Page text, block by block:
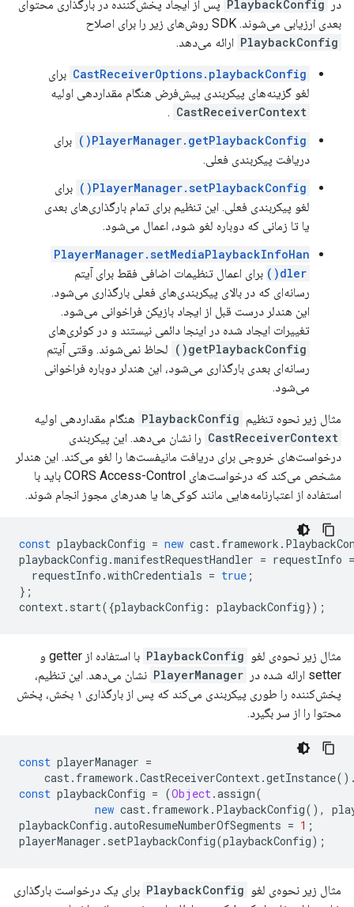
در
PlaybackConfig پس از ایجاد پخش‌کننده در بارگذاری محتوای
بعدی ارزیابی می‌شوند. SDK روش‌های زیر را برای اصلاح
PlaybackConfig ارائه می‌دهد.
CastReceiverOptions.playbackConfig برای
لغو گزینه‌های پیکربندی پیش‌فرض هنگام مقداردهی اولیه
CastReceiverContext
.
PlayerManager.getPlaybackConfig()
برای
دریافت پیکربندی فعلی.
PlayerManager.setPlaybackConfig()
برای
لغو پیکربندی فعلی. این تنظیم برای تمام بارگذاری‌های بعدی
یا تا زمانی که دوباره لغو شود، اعمال می‌شود.
PlayerManager.setMediaPlaybackInfoHan
dler()
برای اعمال تنظیمات اضافی فقط برای آیتم
رسانه‌ای که در بالای پیکربندی‌های فعلی بارگذاری می‌شود.
این هندلر درست قبل از ایجاد بازیکن فراخوانی می‌شود.
تغییرات ایجاد شده در اینجا دائمی نیستند و در کوئری‌های
getPlaybackConfig()
لحاظ نمی‌شوند. وقتی آیتم
رسانه‌ای بعدی بارگذاری می‌شود، این هندلر دوباره فراخوانی
می‌شود.
مثال زیر نحوه تنظیم PlaybackConfig هنگام مقداردهی اولیه
CastReceiverContext را نشان می‌دهد. این پیکربندی
درخواست‌های خروجی برای دریافت مانیفست‌ها را لغو می‌کند. این هندلر
مشخص می‌کند که درخواست‌های CORS Access-Control باید با
استفاده از اعتبارنامه‌هایی مانند کوکی‌ها یا هدرهای مجوز انجام شوند.
const playbackConfig = new cast. framework .
playbackConfig .manifestRequestHandler = requestInfo =
requestInfo .withCredentials = true ;
};
context. start({playbackConfig : playbackConfig});
مثال زیر نحوه‌ی لغو PlaybackConfig
با استفاده از getter و
setter ارائه شده در
PlayerManager نشان می‌دهد. این تنظیم،
پخش‌کننده را طوری پیکربندی می‌کند که پس از بارگذاری ۱ بخش، پخش
محتوا را از سر بگیرد.
const playerManager =
cast. framework .CastReceiverContext.getInstance
const playbackConfig = (Object.assign(
new cast. framework . PlaybackConfig(),
playbackConfig .autoResumeNumberOfSegments = 1 ;
playerManager . setPlaybackConfig(playbackConfig);
مثال زیر نحوه‌ی لغو PlaybackConfig برای یک درخواست بارگذاری